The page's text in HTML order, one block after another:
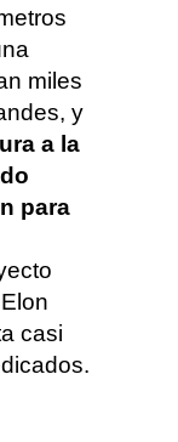
miles
y
a la
para
casi